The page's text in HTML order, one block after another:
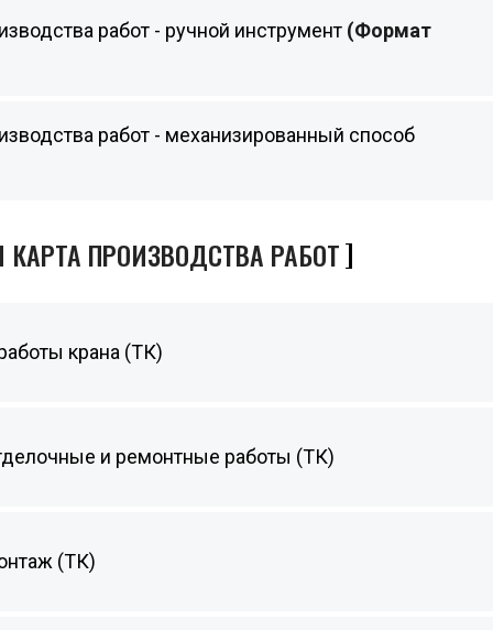
работ - ручной инструмент(Формат
работ - механизированный способ
ПРОИЗВОДСТВА РАБОТ
крана (ТК)
и ремонтные работы (ТК)
(ТК)